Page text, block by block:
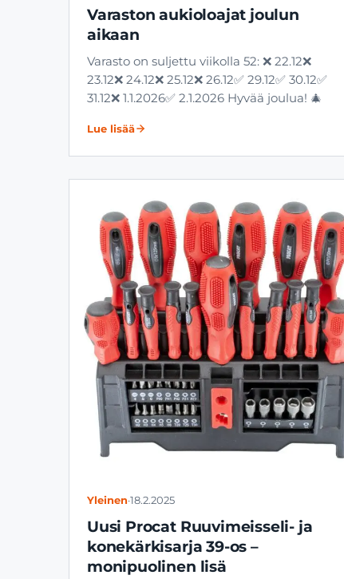
Varaston aukioloajat joulun
aikaan
Varasto on suljettu viikolla 52: ❌ 22.12❌
23.12❌ 24.12❌ 25.12❌ 26.12✅ 29.12✅ 30.12✅
31.12❌ 1.1.2026✅ 2.1.2026 Hyvää joulua! 🎄
Lue lisää
Yleinen·18.2.2025
Uusi Procat Ruuvimeisseli- ja
konekärkisarja 39-os –
monipuolinen lisä